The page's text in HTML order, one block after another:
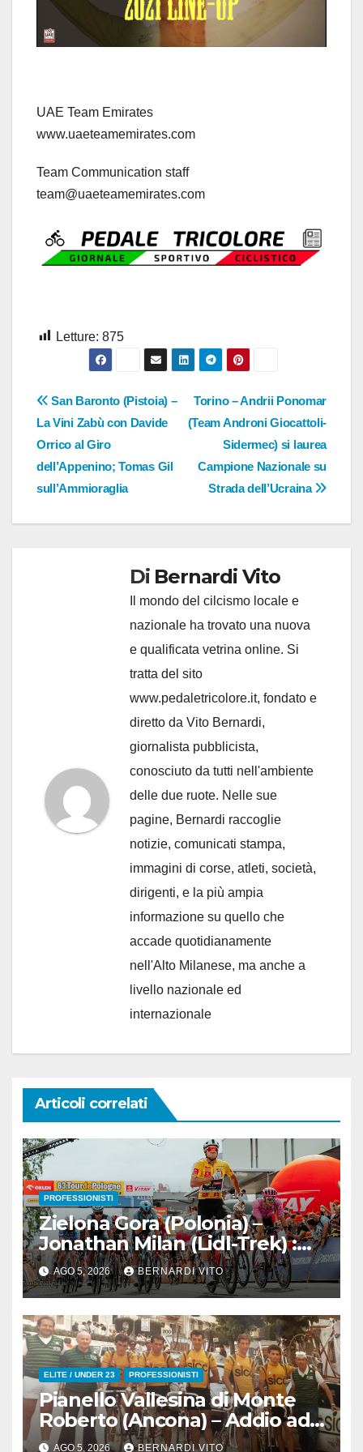
UAE Team Emirates
www.uaeteamemirates.com
Team Communication staff
team@uaeteamemirates.com
Letture: 875
Navigazione
articoli
Torino – Andrii Ponomar
(Team Androni Giocattoli-
Sidermec) si laurea
Campione Nazionale su
Strada dell’Ucraina
San Baronto (Pistoia) –
La Vini Zabù con Davide
Orrico al Giro
dell’Appenino; Tomas Gil
sull’Ammioraglia
Di Bernardi Vito
Il mondo del cilcismo locale e
nazionale ha trovato una nuova
e qualificata vetrina online. Si
tratta del sito
www.pedaletricolore.it, fondato e
diretto da Vito Bernardi,
giornalista pubblicista,
conosciuto da tutti nell'ambiente
delle due ruote. Nelle sue
pagine, Bernardi raccoglie
notizie, comunicati stampa,
immagini di corse, atleti, società,
dirigenti, e la più ampia
informazione su quello che
accade quotidianamente
nell'Alto Milanese, ma anche a
livello nazionale ed
internazionale
Articoli correlati
PROFESSIONISTI
Zielona Gora (Polonia) –
Jonathan Milan (Lidl-Trek) :
Vince la terza tappa di
seguito e in maglia gialla
all’83° Giro di Polonia
AGO 5, 2026 BERNARDI VITO
ELITE / UNDER 23 PROFESSIONISTI
Pianello Vallesina di Monte
Roberto (Ancona) – Addio ad
Alderino Bartoloni, Direttore
AGO 5, 2026 BERNARDI VITO